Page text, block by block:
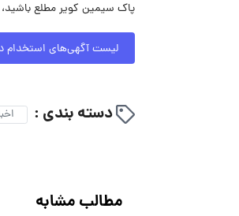
پاک سیمین کویر مطلع
لیست آگهی‌های استخدام
دسته بندی :
مطالب مشابه